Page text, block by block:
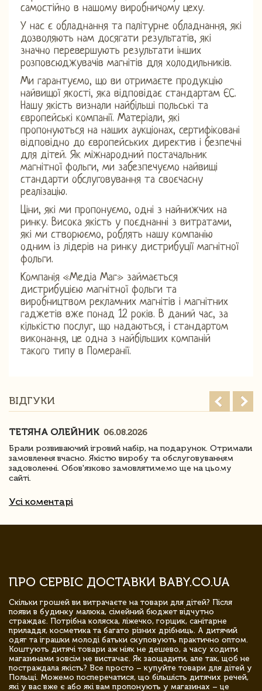
самостійно в нашому виробничому цеху.
У нас є обладнання та палітурне обладнання, які
дозволяють нам досягати результатів, які
значно перевершують результати інших
розповсюджувачів магнітів для холодильників.
Ми гарантуємо, що ви отримаєте продукцію
найвищої якості, яка відповідає стандартам ЄС.
Нашу якість визнали найбільші польські та
європейські компанії. Матеріали, які
пропонуються на наших аукціонах, сертифіковані
відповідно до європейських директив і безпечні
для дітей. Як міжнародний постачальник
магнітної фольги, ми забезпечуємо найвищі
стандарти обслуговування та своєчасну
реалізацію.
Ціни, які ми пропонуємо, одні з найнижчих на
ринку. Висока якість у поєднанні з витратами,
які ми створюємо, роблять нашу компанію
одним із лідерів на ринку дистрибуції магнітної
фольги.
Компанія «Медіа Маг» займається
дистрибуцією магнітної фольги та
виробництвом рекламних магнітів і магнітних
гаджетів вже понад 12 років. В даний час, за
кількістю послуг, що надаються, і стандартом
виконання, це одна з найбільших компаній
такого типу в Померанії.
ВІДГУКИ
ТЕТЯНА ОЛЕЙНИК 06.08.2026
Брали розвиваючий ігровий набір, на подарунок. Отримали
замовлення вчасно. Якістю виробу та обслуговуванням
задоволенні. Обов'язково замовлятимемо ще на цьому
сайті.
Усі коментарі
ПРО СЕРВІС ДОСТАВКИ BABY.CO.UA
Скільки грошей ви витрачаєте на товари для дітей? Після
появи в будинку малюка, сімейний бюджет відчутно
страждає. Потрібна коляска, ліжечко, горщик, санітарне
приладдя, косметика та багато різних дрібниць. А дитячий
одяг та іграшки молоді батьки скуповують практично оптом.
Коштують дитячі товари аж ніяк не дешево, а часу ходити
магазинами зовсім не вистачає. Як заощадити, але так, щоб не
постраждала якість? Все просто – купуйте товари для дітей у
Польщі. Можемо посперечатися, що більшість дитячих речей,
які у вас вже є або які вам пропонують у магазинах – це